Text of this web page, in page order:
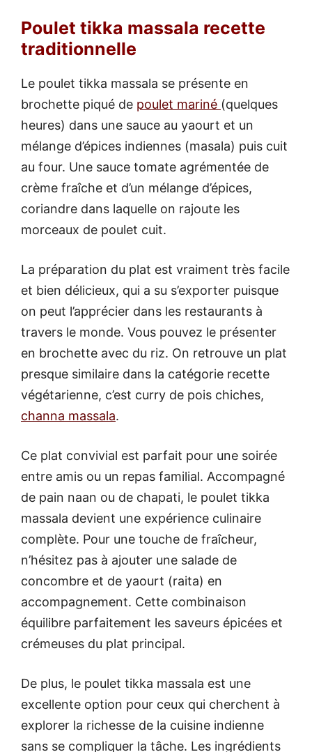
Poulet tikka massala recette
traditionnelle
Le poulet tikka massala se présente en
brochette piqué de poulet mariné (quelques
heures) dans une sauce au yaourt et un
mélange d’épices indiennes (masala) puis cuit
au four. Une sauce tomate agrémentée de
crème fraîche et d’un mélange d’épices,
coriandre dans laquelle on rajoute les
morceaux de poulet cuit.
La préparation du plat est vraiment très facile
et bien délicieux, qui a su s’exporter puisque
on peut l’apprécier dans les restaurants à
travers le monde. Vous pouvez le présenter
en brochette avec du riz. On retrouve un plat
presque similaire dans la catégorie recette
végétarienne, c’est curry de pois chiches,
channa massala.
Ce plat convivial est parfait pour une soirée
entre amis ou un repas familial. Accompagné
de pain naan ou de chapati, le poulet tikka
massala devient une expérience culinaire
complète. Pour une touche de fraîcheur,
n’hésitez pas à ajouter une salade de
concombre et de yaourt (raita) en
accompagnement. Cette combinaison
équilibre parfaitement les saveurs épicées et
crémeuses du plat principal.
De plus, le poulet tikka massala est une
excellente option pour ceux qui cherchent à
explorer la richesse de la cuisine indienne
sans se compliquer la tâche. Les ingrédients